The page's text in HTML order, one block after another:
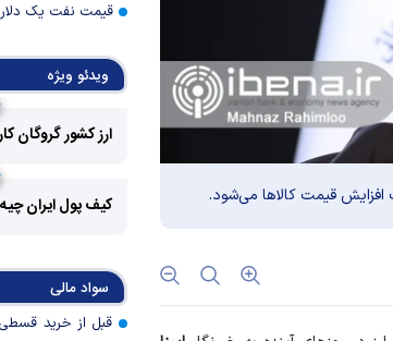
افزایش قیمت کالا‌ها می‌شود.
قیمت نفت یک دلار
سرمایه‌گذاران
رفتند
شوک جدید در بازار
تأمین مالی
چگونه دیپلماسی
بازار‌های جهانی را
صیانت از
ویدئو ویژه
ارز کشور گروگان
کیف پول ایران
سواد مالی